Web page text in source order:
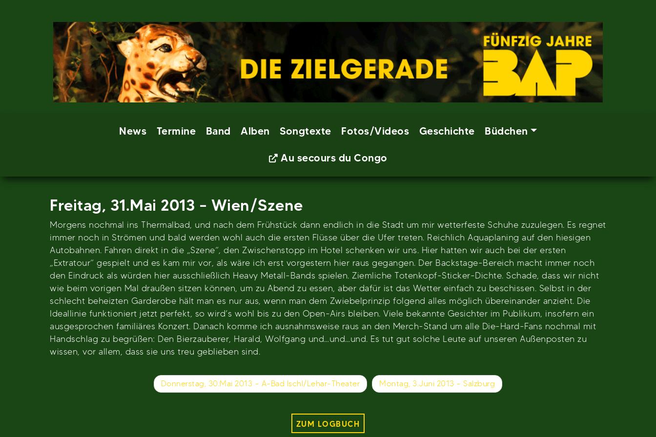
News Termine Band Alben Songtexte Fotos/Videos Geschichte Büdchen
Au secours du Congo
Freitag, 31.Mai 2013 – Wien/Szene
Morgens nochmal ins Thermalbad, und nach dem Frühstück dann endlich in die Stadt um mir wetterfeste Schuhe zuzulegen. Es regnet
immer noch in Strömen und bald werden wohl auch die ersten Flüsse über die Ufer treten. Reichlich Aquaplaning auf den hiesigen
Autobahnen. Fahren direkt in die „Szene“, den Zwischenstopp im Hotel schenken wir uns. Hier hatten wir auch bei der ersten
„Extratour“ gespielt und es kam mir vor, als wäre ich erst vorgestern hier raus gegangen. Der Backstage-Bereich macht immer noch
den Eindruck als würden hier ausschließlich Heavy Metall-Bands spielen. Ziemliche Totenkopf-Sticker-Dichte. Schade, dass wir nicht
wie beim vorigen Mal draußen sitzen können, um zu Abend zu essen, aber dafür ist das Wetter einfach zu beschissen. Selbst in der
schlecht beheizten Garderobe hält man es nur aus, wenn man dem Zwiebelprinzip folgend alles möglich übereinander anzieht. Die
Ideallinie funktioniert jetzt perfekt, so wird’s wohl bis zu den Open-Airs bleiben. Viele bekannte Gesichter im Publikum, insofern ein
ausgesprochen familiäres Konzert. Danach komme ich ausnahmsweise raus an den Merch-Stand um alle Die-Hard-Fans nochmal mit
Handschlag zu begrüßen: Den Bierzauberer, Harald, Wolfgang und…und…und. Es tut gut solche Leute auf unseren Außenposten zu
wissen, vor allem, dass sie uns treu geblieben sind.
BeitragsnavigationDonnerstag, 30.Mai 2013 – A-Bad Ischl/Lehar-Theater Montag, 3.Juni 2013 – Salzburg
ZUM LOGBUCH